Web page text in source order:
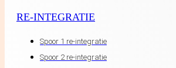
RE-INTEGRATIE
Spoor 1 re-integratie
Spoor 2 re-integratie